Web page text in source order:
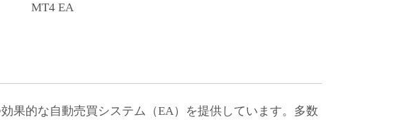
MT4 EA
果的な自動売買システム（EA）を提供しています。多数